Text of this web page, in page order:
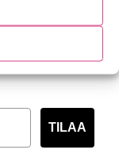
TILAA